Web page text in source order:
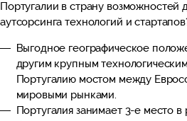
Португалии в страну возможностей
аутсорсинга технологий и
Выгодное географическое
другим крупным
Португалию мостом между
мировыми рынками.
Португалия занимает 3-е место